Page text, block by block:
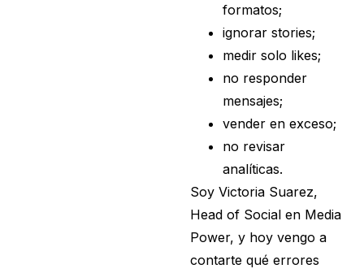
formatos;
ignorar stories;
medir solo likes;
no responder
mensajes;
vender en exceso;
no revisar
analíticas.
Soy Victoria Suarez,
Head of Social en Media
Power, y hoy vengo a
contarte qué errores